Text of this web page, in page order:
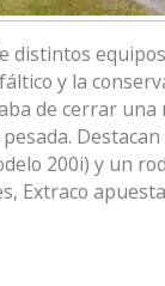
distintos
y la
de cerrar una
200i) y un
Extraco